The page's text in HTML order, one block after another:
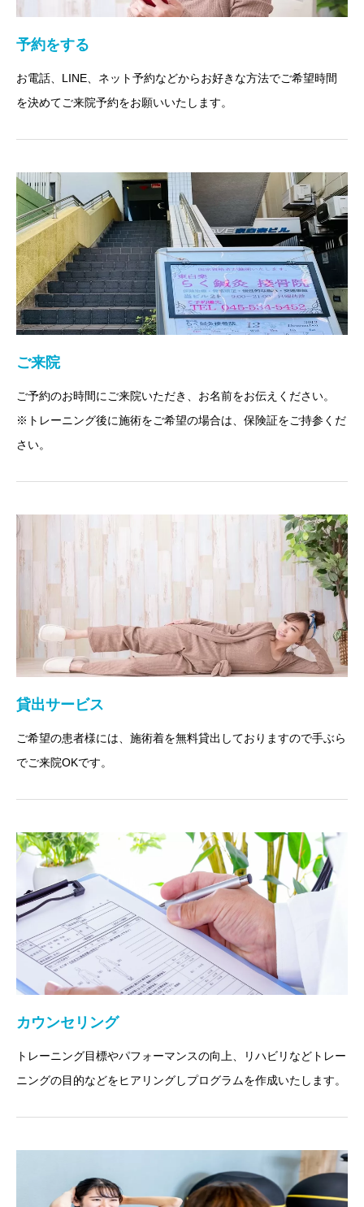
予約をする
お電話、LINE、ネット予約などからお好きな方法でご希望時間
を決めてご来院予約をお願いいたします。
ご来院
ご予約のお時間にご来院いただき、お名前をお伝えください。
※トレーニング後に施術をご希望の場合は、保険証をご持参くだ
さい。
貸出サービス
ご希望の患者様には、施術着を無料貸出しておりますので手ぶら
でご来院OKです。
カウンセリング
トレーニング目標やパフォーマンスの向上、リハビリなどトレー
ニングの目的などをヒアリングしプログラムを作成いたします。